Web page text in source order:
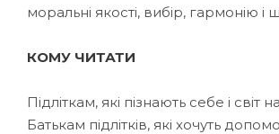
моральні якості, вибір, гармонію і
КОМУ ЧИТАТИ
Підліткам, які пізнають себе і
Батькам підлітків, які хочуть